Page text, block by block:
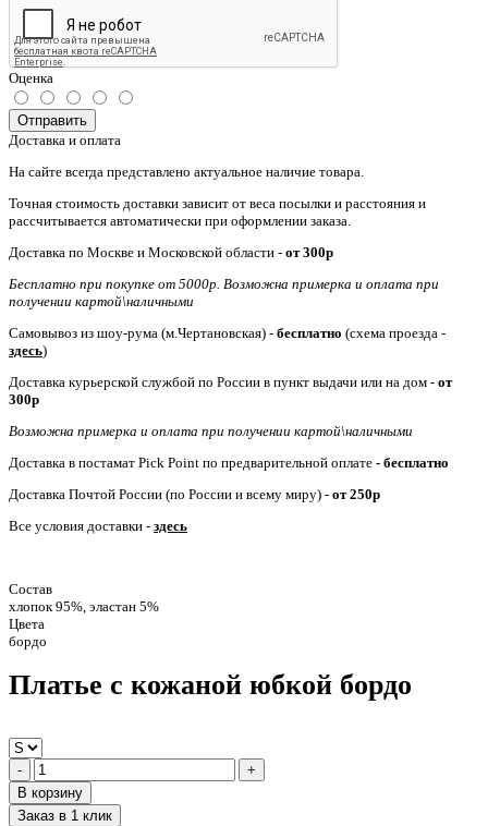
Оценка
Отправить
Доставка и оплата
На сайте всегда представлено актуальное наличие товара.
Точная стоимость доставки зависит от веса посылки и расстояния и
рассчитывается автоматически при оформлении заказа.
Доставка по Москве и Московской области - от 300р
Бесплатно при покупке от 5000р. Возможна примерка и оплата при
получении картой\наличными
Самовывоз из шоу-рума (м.Чертановская) - бесплатно (схема проезда -
здесь)
Доставка курьерской службой по России в пункт выдачи или на дом - от
300р
Возможна примерка и оплата при получении картой\наличными
Доставка в постамат Pick Point по предварительной оплате - бесплатно
Доставка Почтой России (по России и всему миру) - от 250р
Все условия доставки - здесь
Состав
хлопок 95%, эластан 5%
Цвета
бордо
Платье с кожаной юбкой бордо
-
+
В корзину
Заказ в 1 клик